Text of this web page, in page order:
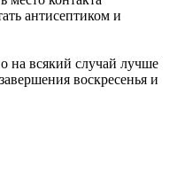
антисептиком и
на всякий случай лучше
воскресенья и